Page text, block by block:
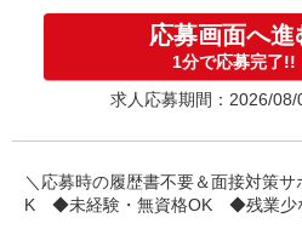
応募画面へ進
1分で応募完了!!
求人応募期間：2026/
＼応募時の履歴書不要＆面接対策
K ◆未経験・無資格OK ◆残業